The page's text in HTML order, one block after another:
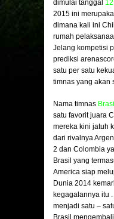
dimulai tanggal
2015 ini
dimana kali ini
rumah
Jelang kompetisi
prediksi
satu per satu
timnas yang akan
Nama timnas Brasil
satu favorit juara
mereka kini jatuh
dari rivalnya
2 dan Colombia
Brasil yang
America siap
Dunia 2014
kegagalannya itu
menjadi satu –
Brasil